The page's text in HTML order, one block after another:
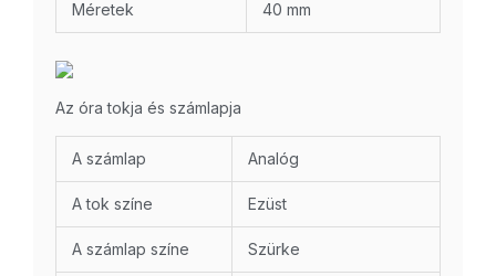
Méretek 40 mm
Az óra tokja és számlapja
A számlap Analóg
A tok színe Ezüst
A számlap színe Szürke